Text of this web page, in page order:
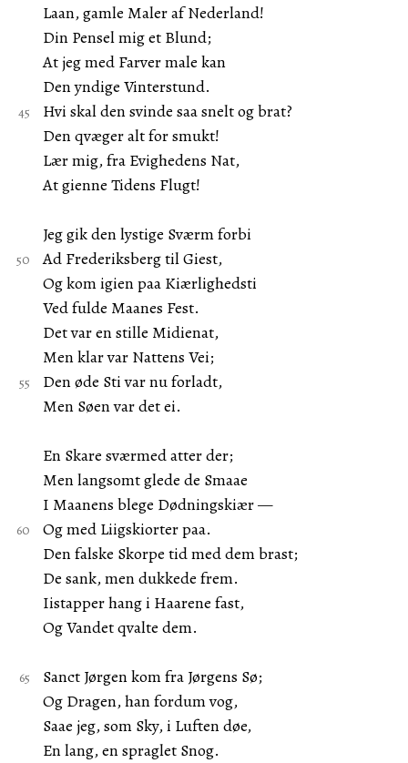
Laan, gamle Maler af Nederland!
Din Pensel mig et Blund;
At jeg med Farver male kan
Den yndige Vinterstund.
Hvi skal den svinde saa snelt og brat?
Den qvæger alt for smukt!
Lær mig, fra Evighedens Nat,
At gienne Tidens Flugt!
Jeg gik den lystige Sværm forbi
Ad Frederiksberg til Giest,
Og kom igien paa Kiærlighedsti
Ved fulde Maanes Fest.
Det var en stille Midienat,
Men klar var Nattens Vei;
Den øde Sti var nu forladt,
Men Søen var det ei.
En Skare sværmed atter der;
Men langsomt glede de Smaae
I Maanens blege Dødningskiær —
Og med Liigskiorter paa.
Den falske Skorpe tid med dem brast;
De sank, men dukkede frem.
Iistapper hang i Haarene fast,
Og Vandet qvalte dem.
Sanct Jørgen kom fra Jørgens Sø;
Og Dragen, han fordum vog,
Saae jeg, som Sky, i Luften døe,
En lang, en spraglet Snog.